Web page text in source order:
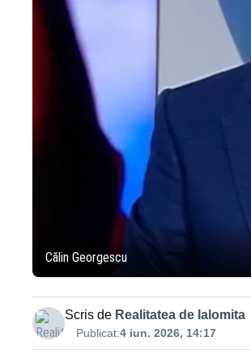
Călin Georgescu
Scris de Realitatea de Ialomita
Publicat:4 iun. 2026, 14:17